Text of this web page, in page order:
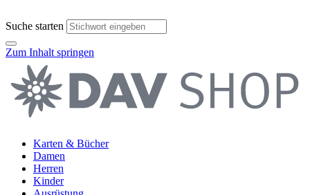
Suche starten
Zum Inhalt springen
Karten & Bücher
Damen
Herren
Kinder